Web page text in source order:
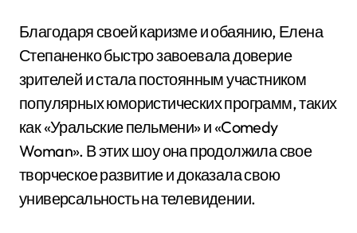
Благодаря своей каризме и обаянию, Елена
Степаненко быстро завоевала доверие
зрителей и стала постоянным участником
популярных юмористических программ, таких
как «Уральские пельмени» и «Comedy
Woman». В этих шоу она продолжила свое
творческое развитие и доказала свою
универсальность на телевидении.